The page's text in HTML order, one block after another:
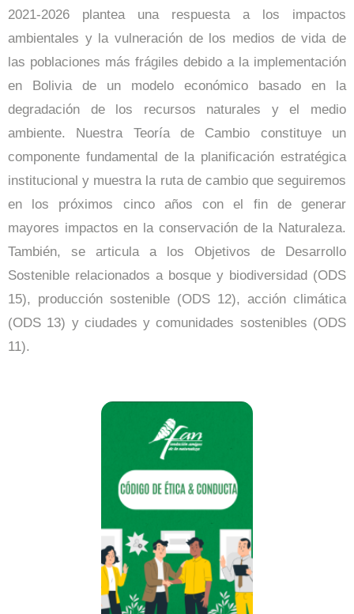
2021-2026 plantea una respuesta a los impactos
ambientales y la vulneración de los medios de vida de
las poblaciones más frágiles debido a la implementación
en Bolivia de un modelo económico basado en la
degradación de los recursos naturales y el medio
ambiente. Nuestra Teoría de Cambio constituye un
componente fundamental de la planificación estratégica
institucional y muestra la ruta de cambio que seguiremos
en los próximos cinco años con el fin de generar
mayores impactos en la conservación de la Naturaleza.
También, se articula a los Objetivos de Desarrollo
Sostenible relacionados a bosque y biodiversidad (ODS
15), producción sostenible (ODS 12), acción climática
(ODS 13) y ciudades y comunidades sostenibles (ODS
11).